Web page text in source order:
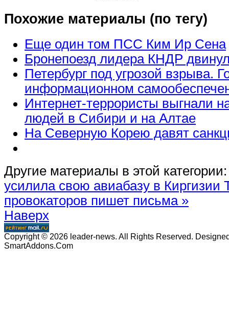
Похожие материалы (по тегу)
Еще один том ПСС Ким Ир Сена
Бронепоезд лидера КНДР
Петербург под угрозой взрыва.
информационном
Интернет-террористы выгнали
людей в Сибири и на Алтае
На Северную Корею давят
Другие материалы в этой категории:
усилила свою авиабазу в Киргизии
провокаторов пишет письма »
Наверх
Copyright © 2026 leader-news. All Rights Reserved.
SmartAddons.Com